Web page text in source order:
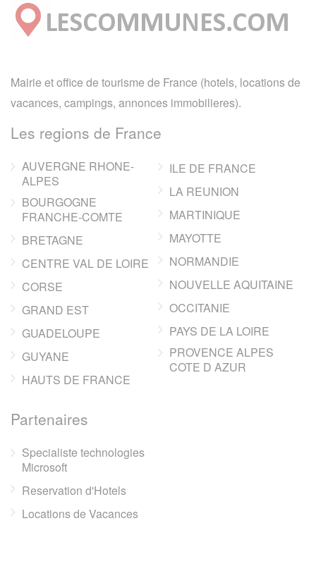
Mairie et office de tourisme de France (hotels, locations de
vacances, campings, annonces immobilieres).
Les regions de France
AUVERGNE RHONE-
ALPES
BOURGOGNE
FRANCHE-COMTE
BRETAGNE
CENTRE VAL DE LOIRE
CORSE
GRAND EST
GUADELOUPE
GUYANE
HAUTS DE FRANCE
ILE DE FRANCE
LA REUNION
MARTINIQUE
MAYOTTE
NORMANDIE
NOUVELLE AQUITAINE
OCCITANIE
PAYS DE LA LOIRE
PROVENCE ALPES
COTE D AZUR
Partenaires
Specialiste technologies
Microsoft
Reservation d'Hotels
Locations de Vacances